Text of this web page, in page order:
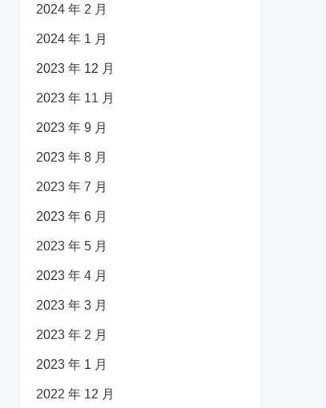
2024 年 2 月
2024 年 1 月
2023 年 12 月
2023 年 11 月
2023 年 9 月
2023 年 8 月
2023 年 7 月
2023 年 6 月
2023 年 5 月
2023 年 4 月
2023 年 3 月
2023 年 2 月
2023 年 1 月
2022 年 12 月